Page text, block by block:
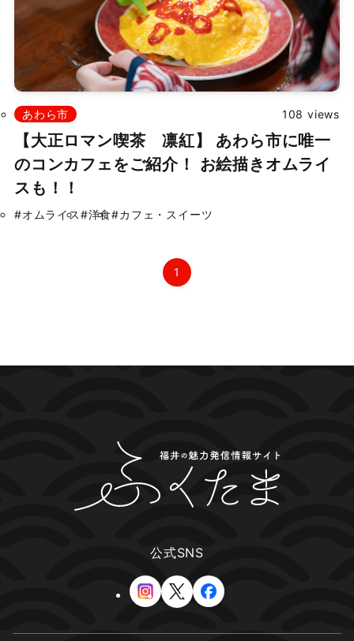
掲載依頼 プライバシーポリシー
Japanese
©2026 ふくたま｜福井のグルメ・観光地の魅力発信情報サイト
あわら市 108 views
【大正ロマン喫茶 凛紅】 あわら市に唯一
のコンカフェをご紹介！ お絵描きオムライ
スも！！
#オムライス#洋食#カフェ・スイーツ
1
公式SNS